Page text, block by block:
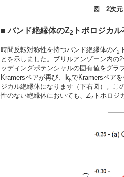
図 2次元
■ バンド絶縁体のZ2 トポロジカ
時間反転対称性を持つバンド絶縁体のZ2
とを示しました。ブリルアンゾーン内の
ッディングポテンシャルの固有値をグラ
Kramersペアが再び、
kβでKramersペア
ジカル絶縁体になります（下右図）。こ
性のない絶縁体においても、Z2 トポロジ